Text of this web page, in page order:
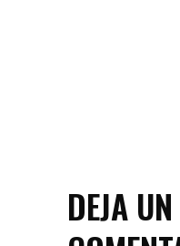
DEJA UN